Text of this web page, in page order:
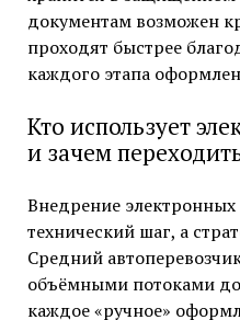
документам возможен
проходят быстрее
каждого этапа
Кто использует
и зачем
Внедрение
технический шаг, а
Средний
объёмными потоками
каждое «ручное»